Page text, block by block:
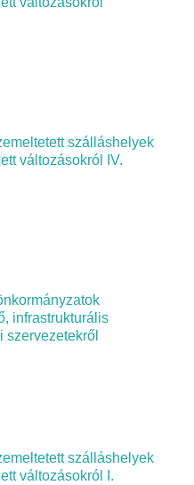
szálláshelyek
változásokról IV.
infrastrukturális
szervezetekről
szálláshelyek
változásokról I.